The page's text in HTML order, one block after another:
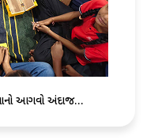
આગવો અંદાજ…